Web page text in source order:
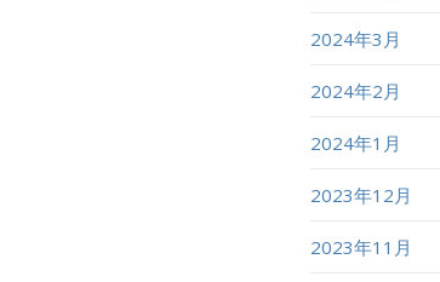
2024年3月
2024年2月
2024年1月
2023年12月
2023年11月